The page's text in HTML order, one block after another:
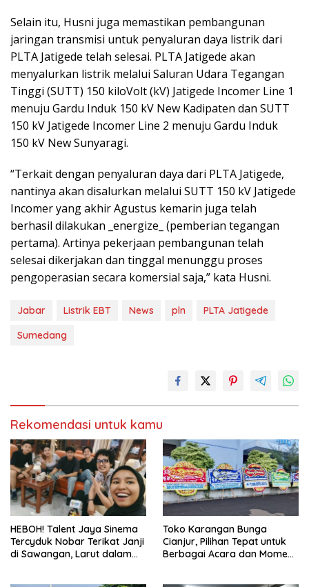
Selain itu, Husni juga memastikan pembangunan
jaringan transmisi untuk penyaluran daya listrik dari
PLTA Jatigede telah selesai. PLTA Jatigede akan
menyalurkan listrik melalui Saluran Udara Tegangan
Tinggi (SUTT) 150 kiloVolt (kV) Jatigede Incomer Line 1
menuju Gardu Induk 150 kV New Kadipaten dan SUTT
150 kV Jatigede Incomer Line 2 menuju Gardu Induk
150 kV New Sunyaragi.
“Terkait dengan penyaluran daya dari PLTA Jatigede,
nantinya akan disalurkan melalui SUTT 150 kV Jatigede
Incomer yang akhir Agustus kemarin juga telah
berhasil dilakukan _energize_ (pemberian tegangan
pertama). Artinya pekerjaan pembangunan telah
selesai dikerjakan dan tinggal menunggu proses
pengoperasian secara komersial saja,” kata Husni.
Jabar Listrik EBT News pln
PLTA Jatigede
Sumedang
Rekomendasi untuk kamu
HEBOH! Talent Jaya Sinema
Tercyduk Nobar Terikat Janji
di Sawangan, Larut dalam
Toko Karangan Bunga
Cianjur, Pilihan Tepat untuk
Berbagai Acara dan Momen